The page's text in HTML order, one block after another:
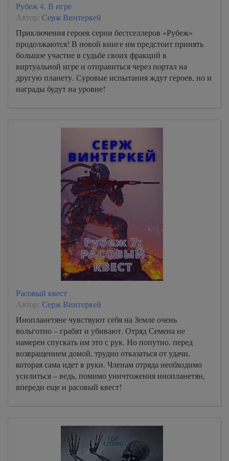
Рубеж 4. В игре
Автор: Серж Винтеркей
Приключения героев серии бестселлеров «Рубеж»
продолжаются! В новой книге им предстоит принять
большое участие в судьбе своих фракций в
виртуальной игре и отправиться через портал на
другую планету. Суровые испытания ждут героев, но и
награды будут на уровне!
Расовый квест
Автор: Серж Винтеркей
Инопланетяне чувствуют себя на Земле очень
вольготно – грабят и убивают. Отряд Семена не
намерен спускать им это с рук. Но попутно, перед
возвращением домой, трудно отказаться от удачи,
которая сама идет в руки. Членам отряда необходимо
усилиться – ведь, помимо уничтожения инопланетян,
впереди еще и расовый квест!